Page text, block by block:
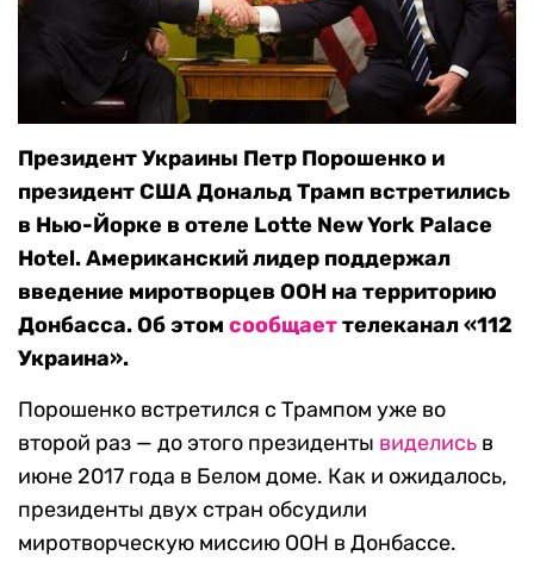
Президент Украины Петр Порошенко и
президент США Дональд Трамп встретились
в Нью-Йорке в отеле Lotte New York Palace
Hotel. Американский лидер поддержал
введение миротворцев ООН на территорию
Донбасса. Об этом сообщаеттелеканал «112
Украина».
Порошенко встретился с Трампом уже во
второй раз — до этого президенты виделись в
июне 2017 года в Белом доме. Как и ожидалось,
президенты двух стран обсудили
миротворческую миссию ООН в Донбассе.